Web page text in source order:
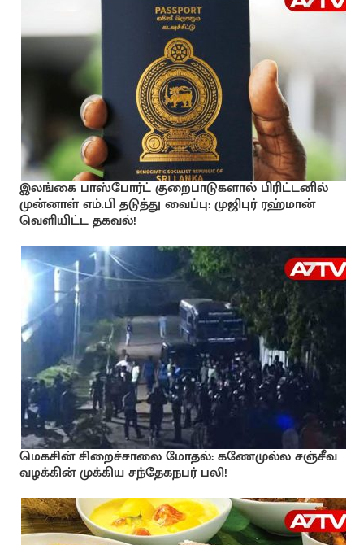
இலங்கை பாஸ்போர்ட் குறைபாடுகளால் பிரிட்டனில்
முன்னாள் எம்.பி தடுத்து வைப்பு: முஜிபுர் ரஹ்மான்
வெளியிட்ட தகவல்!
மெகசின் சிறைச்சாலை மோதல்: கணேமுல்ல சஞ்சீவ
வழக்கின் முக்கிய சந்தேகநபர் பலி!